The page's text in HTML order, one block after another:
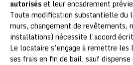
autoriséset leur encadrement
Toute modification substantielle du
murs, changement de revêtements,
installations) nécessite l’accord
Le locataire s’engage à remettre
ses frais en fin de bail, sauf